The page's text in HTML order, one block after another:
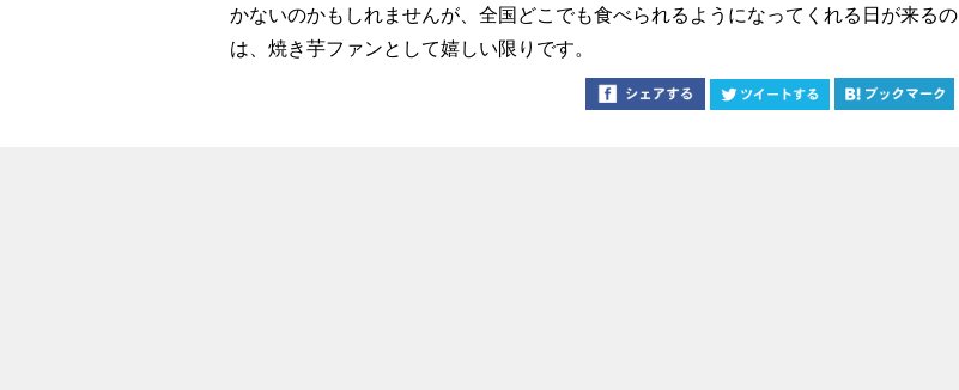
かないのかもしれませんが、全国どこでも食べられるようになってくれる日が来るの
は、焼き芋ファンとして嬉しい限りです。